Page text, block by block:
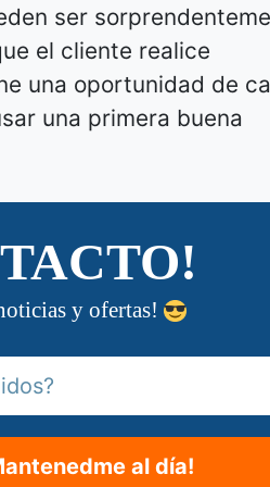
ser
el cliente realice
una oportunidad de
una primera buena
y ofertas!